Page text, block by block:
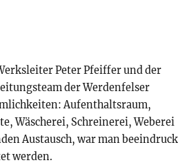
Peter Pfeiffer und der
der Werdenfelser
Aufenthaltsraum,
Wäscherei, Schreinerei, Weberei
Austausch, war man
werden.